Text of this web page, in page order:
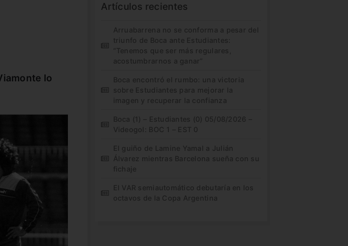
lo
Artículos recientes
Arruabarrena no se conforma a pesar del
triunfo de Boca ante Estudiantes:
“Tenemos que ser más regulares,
acostumbrarnos a ganar”
Boca encontró el rumbo: una victoria
sobre Estudiantes para mejorar la
imagen y recuperar la confianza
Boca (1) – Estudiantes (0) 05/08/2026 –
Videogol: BOC 1 – EST 0
El guiño de Lamine Yamal a Julián
Álvarez mientras Barcelona sueña con su
fichaje
El VAR semiautomático debutaría en los
octavos de la Copa Argentina